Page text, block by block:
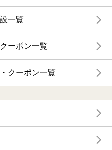
一覧
ーポン一覧
クーポン一覧